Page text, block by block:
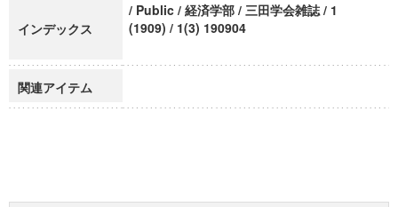
インデックス
/ Public / 経済学部 / 三田学会雑誌 / 1
(1909) / 1(3) 190904
関連アイテム